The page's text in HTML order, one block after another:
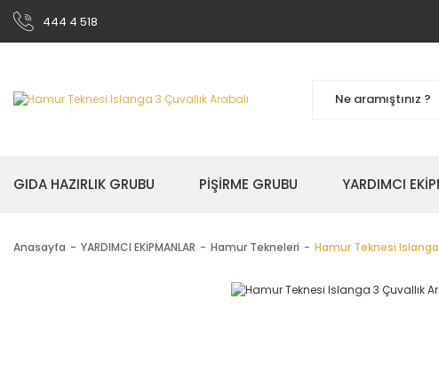
444 4 518
GIDA HAZIRLIK GRUBU PİŞİRME GRUBU YARDIMCI
Anasayfa YARDIMCI EKİPMANLAR Hamur Tekneleri Hamur Teknesi Islanga